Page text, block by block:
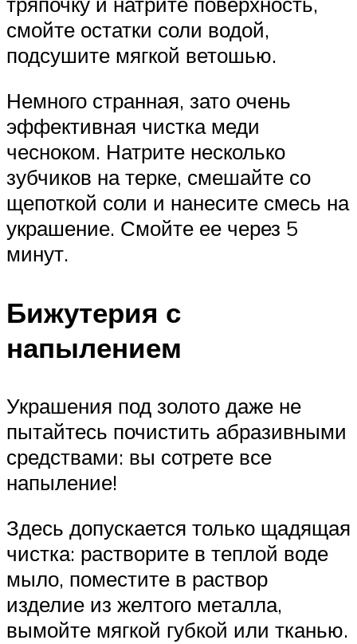
смойте остатки соли водой,
подсушите мягкой ветошью.
Немного странная, зато очень
эффективная чистка меди
чесноком. Натрите несколько
зубчиков на терке, смешайте со
щепоткой соли и нанесите смесь на
украшение. Смойте ее через 5
минут.
Бижутерия с
напылением
Украшения под золото даже не
пытайтесь почистить абразивными
средствами: вы сотрете все
напыление!
Здесь допускается только щадящая
чистка: растворите в теплой воде
мыло, поместите в раствор
изделие из желтого металла,
вымойте мягкой губкой или тканью.